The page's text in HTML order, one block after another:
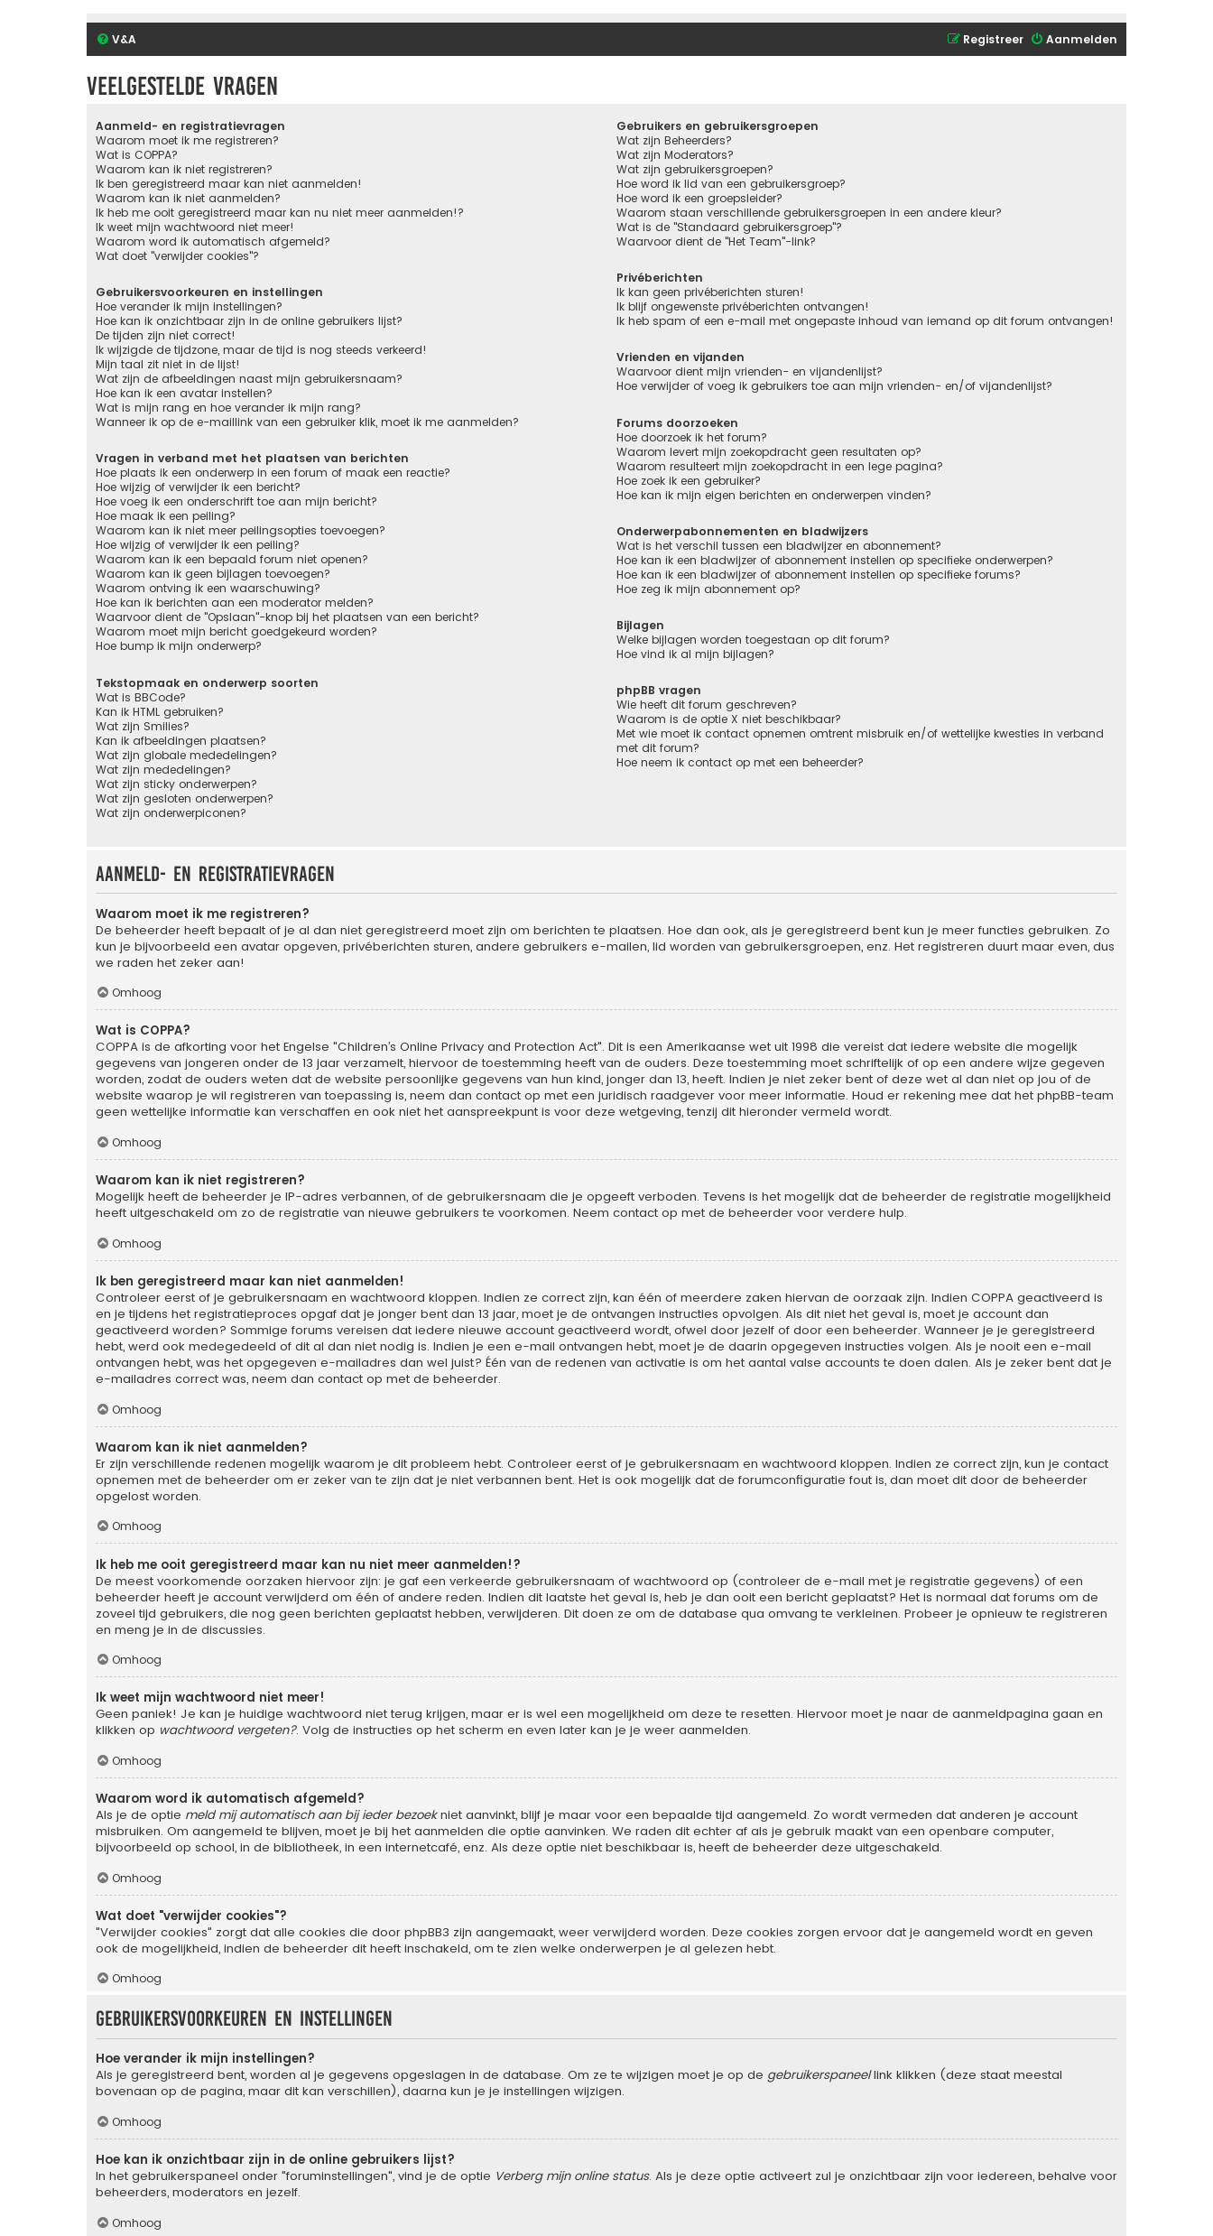
V&A Aanmelden
Registreer
Veelgestelde vragen
Aanmeld- en registratievragen
Waarom moet ik me registreren?
Wat is COPPA?
Waarom kan ik niet registreren?
Ik ben geregistreerd maar kan niet aanmelden!
Waarom kan ik niet aanmelden?
Ik heb me ooit geregistreerd maar kan nu niet meer aanmelden!?
Ik weet mijn wachtwoord niet meer!
Waarom word ik automatisch afgemeld?
Wat doet "verwijder cookies"?
Gebruikersvoorkeuren en instellingen
Hoe verander ik mijn instellingen?
Hoe kan ik onzichtbaar zijn in de online gebruikers lijst?
De tijden zijn niet correct!
Ik wijzigde de tijdzone, maar de tijd is nog steeds verkeerd!
Mijn taal zit niet in de lijst!
Wat zijn de afbeeldingen naast mijn gebruikersnaam?
Hoe kan ik een avatar instellen?
Wat is mijn rang en hoe verander ik mijn rang?
Wanneer ik op de e-maillink van een gebruiker klik, moet ik me aanmelden?
Vragen in verband met het plaatsen van berichten
Hoe plaats ik een onderwerp in een forum of maak een reactie?
Hoe wijzig of verwijder ik een bericht?
Hoe voeg ik een onderschrift toe aan mijn bericht?
Hoe maak ik een peiling?
Waarom kan ik niet meer peilingsopties toevoegen?
Hoe wijzig of verwijder ik een peiling?
Waarom kan ik een bepaald forum niet openen?
Waarom kan ik geen bijlagen toevoegen?
Waarom ontving ik een waarschuwing?
Hoe kan ik berichten aan een moderator melden?
Waarvoor dient de "Opslaan"-knop bij het plaatsen van een bericht?
Waarom moet mijn bericht goedgekeurd worden?
Hoe bump ik mijn onderwerp?
Tekstopmaak en onderwerp soorten
Wat is BBCode?
Kan ik HTML gebruiken?
Wat zijn Smilies?
Kan ik afbeeldingen plaatsen?
Wat zijn globale mededelingen?
Wat zijn mededelingen?
Wat zijn sticky onderwerpen?
Wat zijn gesloten onderwerpen?
Wat zijn onderwerpiconen?
Gebruikers en gebruikersgroepen
Wat zijn Beheerders?
Wat zijn Moderators?
Wat zijn gebruikersgroepen?
Hoe word ik lid van een gebruikersgroep?
Hoe word ik een groepsleider?
Waarom staan verschillende gebruikersgroepen in een andere kleur?
Wat is de "Standaard gebruikersgroep"?
Waarvoor dient de "Het Team"-link?
Privéberichten
Ik kan geen privéberichten sturen!
Ik blijf ongewenste privéberichten ontvangen!
Ik heb spam of een e-mail met ongepaste inhoud van iemand op dit forum ontvangen!
Vrienden en vijanden
Waarvoor dient mijn vrienden- en vijandenlijst?
Hoe verwijder of voeg ik gebruikers toe aan mijn vrienden- en/of vijandenlijst?
Forums doorzoeken
Hoe doorzoek ik het forum?
Waarom levert mijn zoekopdracht geen resultaten op?
Waarom resulteert mijn zoekopdracht in een lege pagina?
Hoe zoek ik een gebruiker?
Hoe kan ik mijn eigen berichten en onderwerpen vinden?
Onderwerpabonnementen en bladwijzers
Wat is het verschil tussen een bladwijzer en abonnement?
Hoe kan ik een bladwijzer of abonnement instellen op specifieke onderwerpen?
Hoe kan ik een bladwijzer of abonnement instellen op specifieke forums?
Hoe zeg ik mijn abonnement op?
Bijlagen
Welke bijlagen worden toegestaan op dit forum?
Hoe vind ik al mijn bijlagen?
phpBB vragen
Wie heeft dit forum geschreven?
Waarom is de optie X niet beschikbaar?
Met wie moet ik contact opnemen omtrent misbruik en/of wettelijke kwesties in verband
met dit forum?
Hoe neem ik contact op met een beheerder?
Aanmeld- en registratievragen
Waarom moet ik me registreren?
De beheerder heeft bepaalt of je al dan niet geregistreerd moet zijn om berichten te plaatsen. Hoe dan ook, als je geregistreerd bent kun je meer functies gebruiken. Zo
kun je bijvoorbeeld een avatar opgeven, privéberichten sturen, andere gebruikers e-mailen, lid worden van gebruikersgroepen, enz. Het registreren duurt maar even, dus
we raden het zeker aan!
Omhoog
Wat is COPPA?
COPPA is de afkorting voor het Engelse "Children’s Online Privacy and Protection Act". Dit is een Amerikaanse wet uit 1998 die vereist dat iedere website die mogelijk
gegevens van jongeren onder de 13 jaar verzamelt, hiervoor de toestemming heeft van de ouders. Deze toestemming moet schriftelijk of op een andere wijze gegeven
worden, zodat de ouders weten dat de website persoonlijke gegevens van hun kind, jonger dan 13, heeft. Indien je niet zeker bent of deze wet al dan niet op jou of de
website waarop je wil registreren van toepassing is, neem dan contact op met een juridisch raadgever voor meer informatie. Houd er rekening mee dat het phpBB-team
geen wettelijke informatie kan verschaffen en ook niet het aanspreekpunt is voor deze wetgeving, tenzij dit hieronder vermeld wordt.
Omhoog
Waarom kan ik niet registreren?
Mogelijk heeft de beheerder je IP-adres verbannen, of de gebruikersnaam die je opgeeft verboden. Tevens is het mogelijk dat de beheerder de registratie mogelijkheid
heeft uitgeschakeld om zo de registratie van nieuwe gebruikers te voorkomen. Neem contact op met de beheerder voor verdere hulp.
Omhoog
Ik ben geregistreerd maar kan niet aanmelden!
Controleer eerst of je gebruikersnaam en wachtwoord kloppen. Indien ze correct zijn, kan één of meerdere zaken hiervan de oorzaak zijn. Indien COPPA geactiveerd is
en je tijdens het registratieproces opgaf dat je jonger bent dan 13 jaar, moet je de ontvangen instructies opvolgen. Als dit niet het geval is, moet je account dan
geactiveerd worden? Sommige forums vereisen dat iedere nieuwe account geactiveerd wordt, ofwel door jezelf of door een beheerder. Wanneer je je geregistreerd
hebt, werd ook medegedeeld of dit al dan niet nodig is. Indien je een e-mail ontvangen hebt, moet je de daarin opgegeven instructies volgen. Als je nooit een e-mail
ontvangen hebt, was het opgegeven e-mailadres dan wel juist? Één van de redenen van activatie is om het aantal valse accounts te doen dalen. Als je zeker bent dat je
e-mailadres correct was, neem dan contact op met de beheerder.
Omhoog
Waarom kan ik niet aanmelden?
Er zijn verschillende redenen mogelijk waarom je dit probleem hebt. Controleer eerst of je gebruikersnaam en wachtwoord kloppen. Indien ze correct zijn, kun je contact
opnemen met de beheerder om er zeker van te zijn dat je niet verbannen bent. Het is ook mogelijk dat de forumconfiguratie fout is, dan moet dit door de beheerder
opgelost worden.
Omhoog
Ik heb me ooit geregistreerd maar kan nu niet meer aanmelden!?
De meest voorkomende oorzaken hiervoor zijn: je gaf een verkeerde gebruikersnaam of wachtwoord op (controleer de e-mail met je registratie gegevens) of een
beheerder heeft je account verwijderd om één of andere reden. Indien dit laatste het geval is, heb je dan ooit een bericht geplaatst? Het is normaal dat forums om de
zoveel tijd gebruikers, die nog geen berichten geplaatst hebben, verwijderen. Dit doen ze om de database qua omvang te verkleinen. Probeer je opnieuw te registreren
en meng je in de discussies.
Omhoog
Ik weet mijn wachtwoord niet meer!
Geen paniek! Je kan je huidige wachtwoord niet terug krijgen, maar er is wel een mogelijkheid om deze te resetten. Hiervoor moet je naar de aanmeldpagina gaan en
klikken op wachtwoord vergeten?. Volg de instructies op het scherm en even later kan je je weer aanmelden.
Omhoog
Waarom word ik automatisch afgemeld?
Als je de optie meld mij automatisch aan bij ieder bezoekniet aanvinkt, blijf je maar voor een bepaalde tijd aangemeld. Zo wordt vermeden dat anderen je account
misbruiken. Om aangemeld te blijven, moet je bij het aanmelden die optie aanvinken. We raden dit echter af als je gebruik maakt van een openbare computer,
bijvoorbeeld op school, in de bibliotheek, in een internetcafé, enz. Als deze optie niet beschikbaar is, heeft de beheerder deze uitgeschakeld.
Omhoog
Wat doet "verwijder cookies"?
"Verwijder cookies" zorgt dat alle cookies die door phpBB3 zijn aangemaakt, weer verwijderd worden. Deze cookies zorgen ervoor dat je aangemeld wordt en geven
ook de mogelijkheid, indien de beheerder dit heeft inschakeld, om te zien welke onderwerpen je al gelezen hebt.
Omhoog
Gebruikersvoorkeuren en instellingen
Hoe verander ik mijn instellingen?
Als je geregistreerd bent, worden al je gegevens opgeslagen in de database. Om ze te wijzigen moet je op de gebruikerspaneellink klikken (deze staat meestal
bovenaan op de pagina, maar dit kan verschillen), daarna kun je je instellingen wijzigen.
Omhoog
Hoe kan ik onzichtbaar zijn in de online gebruikers lijst?
In het gebruikerspaneel onder "foruminstellingen", vind je de optie Verberg mijn online status. Als je deze optie activeert zul je onzichtbaar zijn voor iedereen, behalve voor
beheerders, moderators en jezelf.
Omhoog